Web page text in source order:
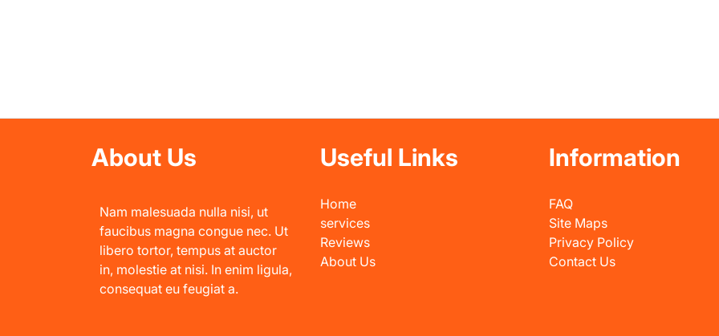
About Us
Nam malesuada nulla nisi, ut
faucibus magna congue nec. Ut
libero tortor, tempus at auctor
in, molestie at nisi. In enim ligula,
consequat eu feugiat a.
Useful Links
Home
services
Reviews
About Us
Information
FAQ
Site Maps
Privacy Policy
Contact Us